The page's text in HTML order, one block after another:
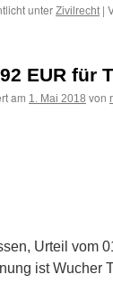
unter Zivilrecht |
EUR für
am 1. Mai 2018 von
Urteil vom
ist Wucher